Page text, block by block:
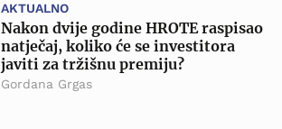
AKTUALNO
Nakon dvije godine HROTE raspisao
natječaj, koliko će se investitora
javiti za tržišnu premiju?
Gordana Grgas